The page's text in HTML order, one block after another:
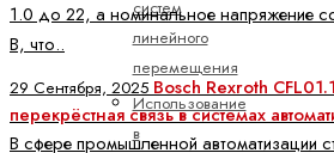
систем
линейного
перемещения
Использование
в
1.0 до 22, а номинальное напряжение
В, что..
29 Сентября, 2025 Bosch Rexroth
перекрёстная связь в системах
В сфере промышленной автоматизации